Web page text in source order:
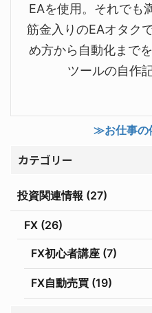
EAを使用。それでも
筋金入りのEAオタク
め方から自動化まで
ツールの自作
≫お仕事の
カテゴリー
投資関連情報 (27)
FX (26)
FX初心者講座 (7)
FX自動売買 (19)